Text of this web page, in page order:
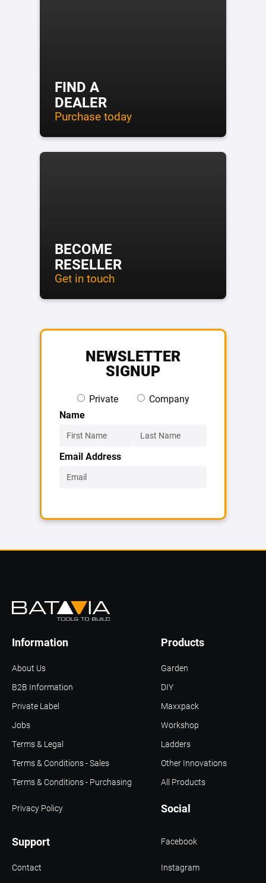
FIND A
DEALER
Purchase today
BECOME
RESELLER
Get in touch
NEWSLETTER
SIGNUP
Private
Company
Name
Email Address
Support
Products
Social
About Us
Information
B2B Information
Terms & Legal
Terms & Conditions - Sales
Terms & Conditions - Purchasing
Privacy Policy
Jobs
Private Label
Garden
Contact
DIY
Maxxpack
Workshop
Ladders
All Products
Other Innovations
Facebook
Instagram